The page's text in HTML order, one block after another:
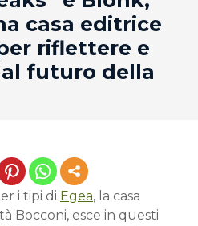
casa editrice
riflettere e
futuro della
i tipi di Egea, la casa
Bocconi, esce in questi